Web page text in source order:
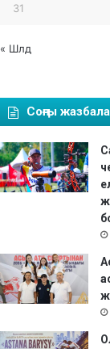
31
« Шлд
Соңғы